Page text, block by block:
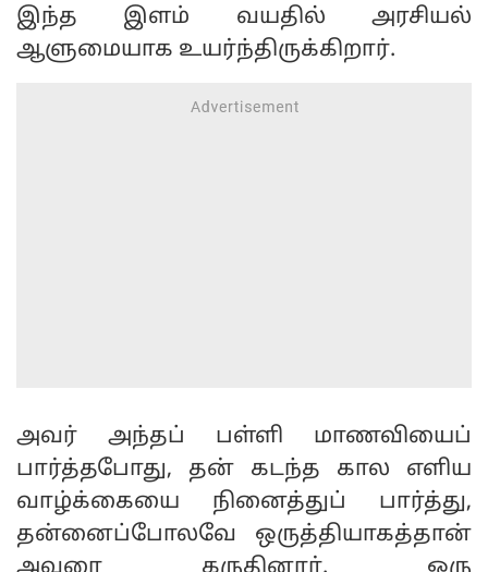
இந்த இளம் வயதில் அரசியல்
ஆளுமையாக உயர்ந்திருக்கிறார்.
அவர் அந்தப் பள்ளி மாணவியைப்
பார்த்தபோது, தன் கடந்த கால எளிய
வாழ்க்கையை நினைத்துப் பார்த்து,
தன்னைப்போலவே ஒருத்தியாகத்தான்